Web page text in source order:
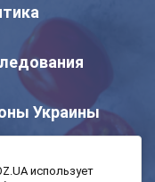
Украины
использует